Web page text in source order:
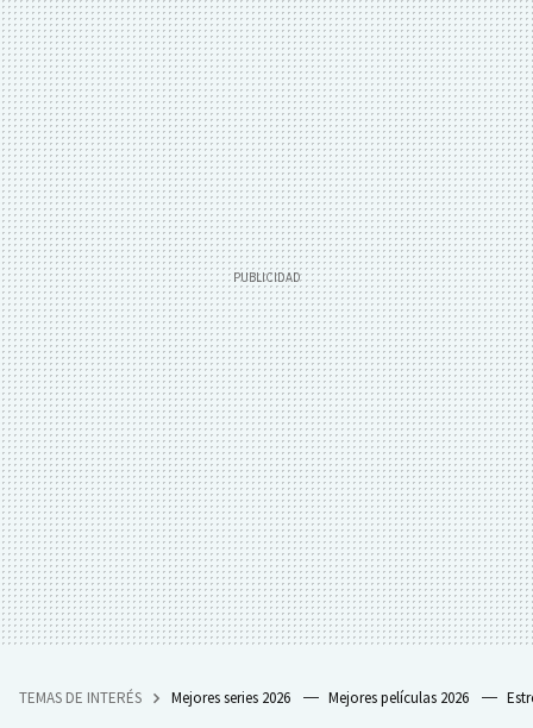
TEMAS DE INTERÉS Mejores series 2026 Mejores películas 2026